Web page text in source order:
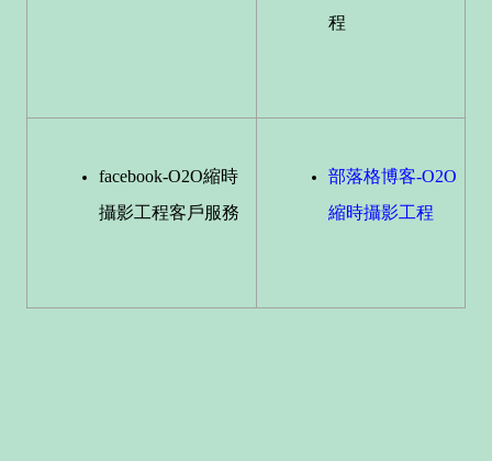
程
facebook-O2O縮時
攝影工程客戶服務
部落格博客-O2O
縮時攝影工程